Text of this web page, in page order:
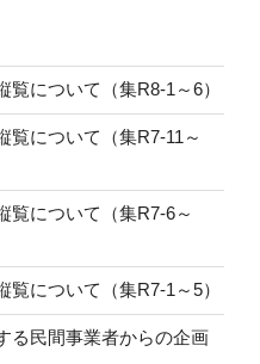
について（集R8-1～6）
覧について（集R7-11～
覧について（集R7-6～
について（集R7-1～5）
る民間事業者からの企画